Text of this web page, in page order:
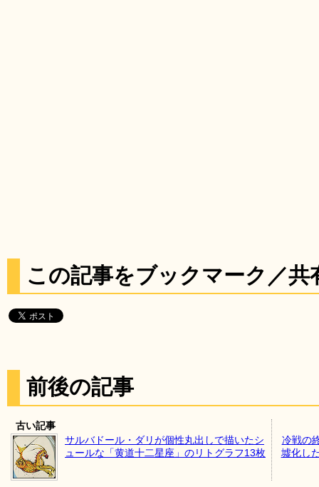
この記事をブックマーク／共
前後の記事
古い記事
サルバドール・ダリが個性丸出しで描いたシ
ュールな「黄道十二星座」のリトグラフ13枚
冷戦の
墟化し